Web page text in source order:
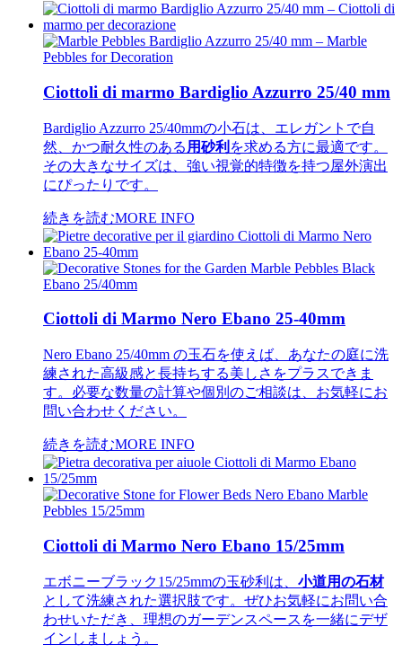
Ciottoli di marmo Bardiglio Azzurro 25/40 mm
Bardiglio Azzurro 25/40mmの小石は、エレガントで自
然、かつ耐久性のある 用砂利 を求める方に最適です。
その大きなサイズは、強い視覚的特徴を持つ屋外演出
にぴったりです。
続きを読むMORE INFO
Ciottoli di Marmo Nero Ebano 25-40mm
Nero Ebano 25/40mm の玉石を使えば、あなたの庭に洗
練された高級感と長持ちする美しさをプラスできま
す。必要な数量の計算や個別のご相談は、お気軽にお
問い合わせください。
続きを読むMORE INFO
Ciottoli di Marmo Nero Ebano 15/25mm
エボニーブラック15/25mmの玉砂利は、 小道用の石材
として洗練された選択肢です。ぜひお気軽にお問い合
わせいただき、理想のガーデンスペースを一緒にデザ
インしましょう。